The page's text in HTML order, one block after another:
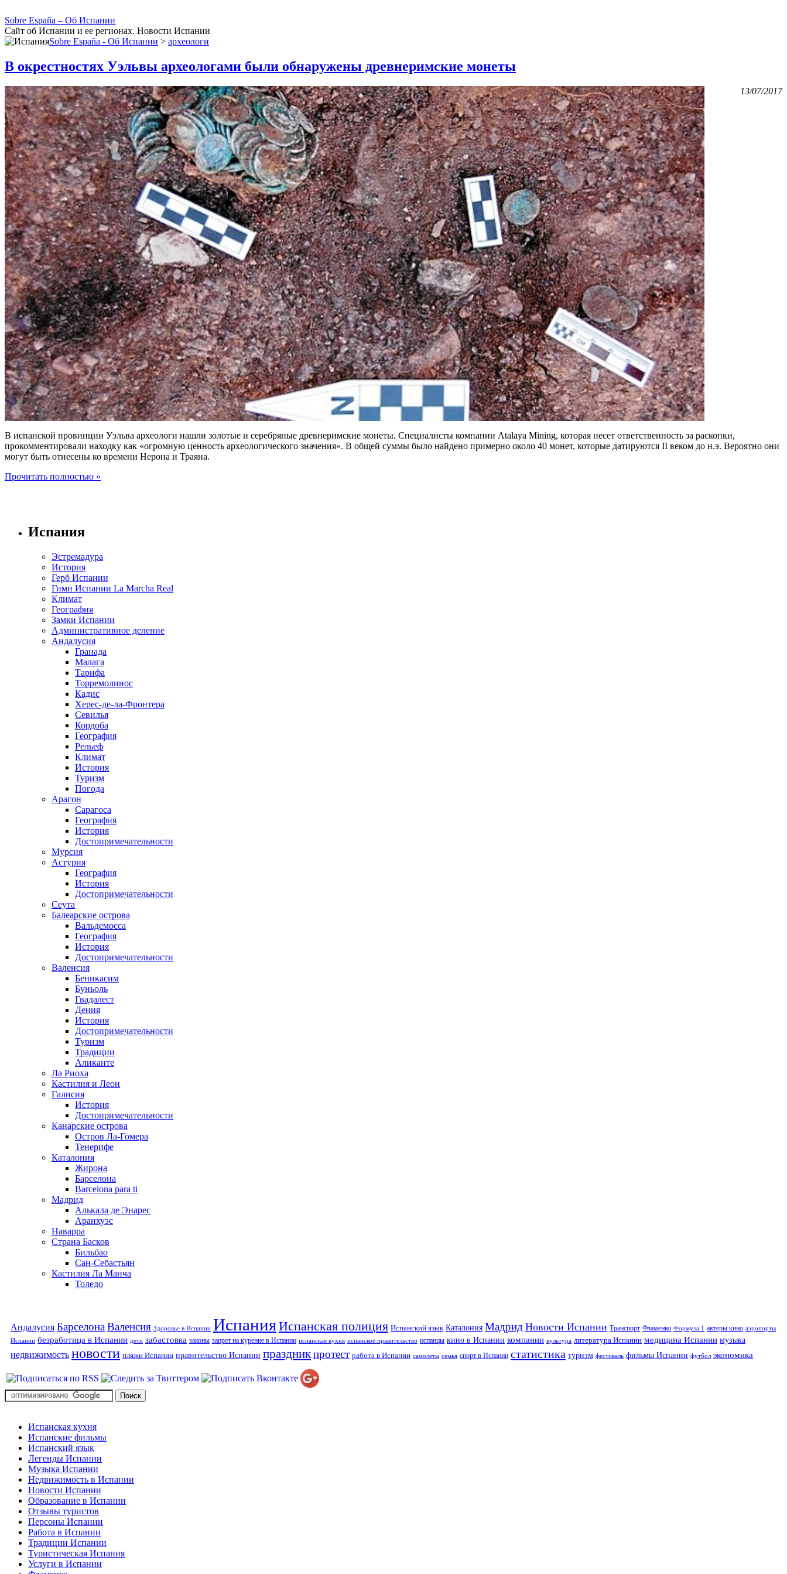
Sobre España – Об Испании
Сайт об Испании и ее регионах. Новости Испании
Sobre España - Об Испании > археологи
В окрестностях Уэльвы археологами были обнаружены древнеримские монеты
13/07/2017
В испанской провинции Уэльва археологи нашли золотые и серебряные древнеримские монеты. Специалисты компании Atalaya Mining, которая несет ответственность за раскопки,
прокомментировали находку как «огромную ценность археологического значения». В общей суммы было найдено примерно около 40 монет, которые датируются II веком до н.э. Вероятно они
могут быть отнесены ко времени Нерона и Траяна.
Прочитать полностью »
Испания
Эстремадура
История
Герб Испании
Гимн Испании La Marcha Real
Климат
География
Замки Испании
Административное деление
Андалусия
Гранада
Малага
Тарифа
Торремолинос
Кадис
Херес-де-ла-Фронтера
Севилья
Кордоба
География
Рельеф
Климат
История
Туризм
Погода
Арагон
Сарагоса
География
История
Достопримечательности
Мурсия
Астурия
География
История
Достопримечательности
Сеута
Балеарские острова
Вальдемосса
География
История
Достопримечательности
Валенсия
Беникасим
Буньоль
Гвадалест
Дения
История
Достопримечательности
Туризм
Традиции
Аликанте
Ла Риоха
Кастилия и Леон
Галисия
История
Достопримечательности
Канарские острова
Остров Ла-Гомера
Тенерифе
Каталония
Жирона
Барселона
Barcelona para ti
Мадрид
Алькала де Энарес
Аранхуэс
Наварра
Страна Басков
Бильбао
Сан-Себастьян
Кастилия Ла Манча
Толедо
Андалусия БарселонаВаленсия Здоровье в Испании ИспанияИспанская полиция Испанский язык Каталония Мадрид Новости Испании Транспорт Фламенко Формула 1 актеры кино аэропорты
Испании безработица в Испании дети забастовка законы запрет на курение в Испании испанская кухня испанское правительство испанцы кино в Испании компании культура литература Испании медицина Испании музыка
недвижимость новости пляжи Испании правительство Испании праздникпротест работа в Испании самолеты семья спорт в Испании статистика туризм фестиваль фильмы Испании футбол экономика
Испанская кухня
Испанские фильмы
Испанский язык
Легенды Испании
Музыка Испании
Недвижимость в Испании
Новости Испании
Образование в Испании
Отзывы туристов
Персоны Испании
Работа в Испании
Традиции Испании
Туристическая Испания
Услуги в Испании